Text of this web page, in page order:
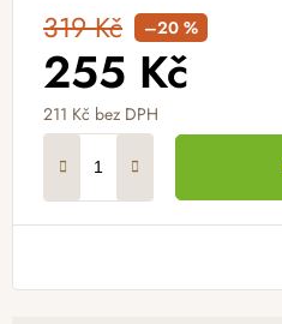
319 Kč –20 %
255 Kč
211 Kč bez DPH